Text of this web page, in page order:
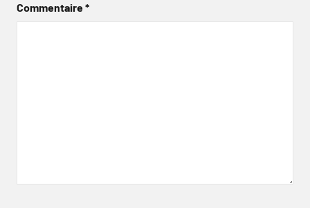
Commentaire*